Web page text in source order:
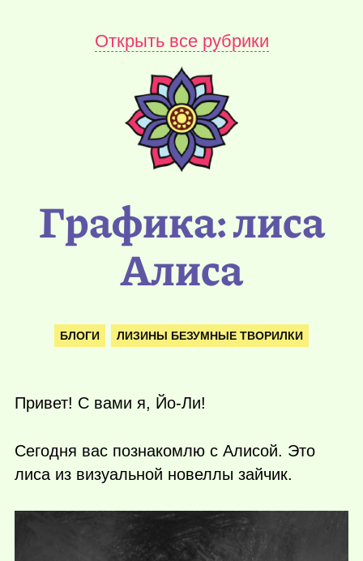
Открыть все рубрики
Графика: лиса
Алиса
БЛОГИ ЛИЗИНЫ БЕЗУМНЫЕ ТВОРИЛКИ
Привет! С вами я, Йо-Ли!
Сегодня вас познакомлю с Алисой. Это
лиса из визуальной новеллы зайчик.